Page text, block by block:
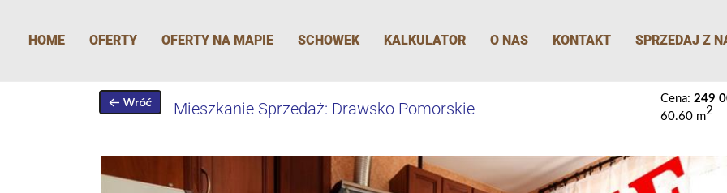
HOME OFERTY OFERTY NA MAPIE SCHOWEK KALKULATOR O NAS KONTAKT SPRZEDAJ Z
Mieszkanie Sprzedaż: Drawsko Pomorskie
Cena: 249
60.60 m2